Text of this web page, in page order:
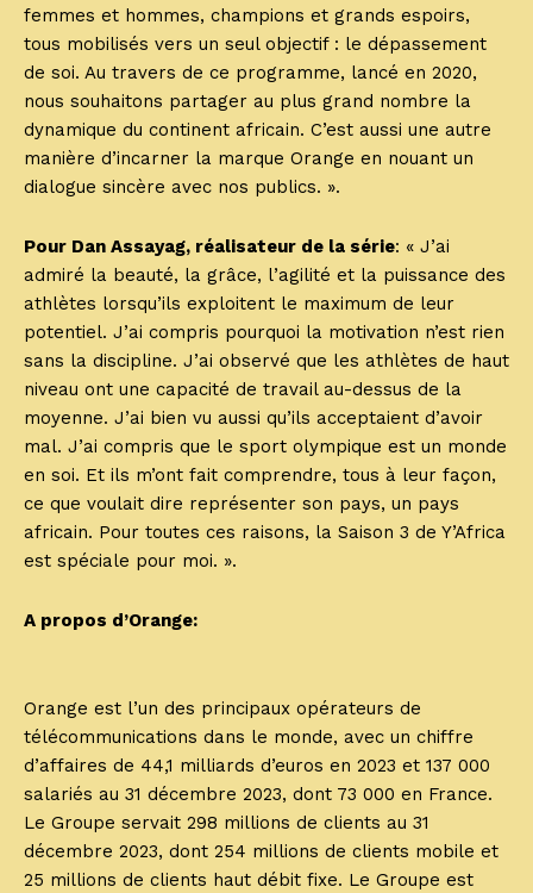
femmes et hommes, champions et grands espoirs,
tous mobilisés vers un seul objectif : le dépassement
de soi. Au travers de ce programme, lancé en 2020,
nous souhaitons partager au plus grand nombre la
dynamique du continent africain. C’est aussi une autre
manière d’incarner la marque Orange en nouant un
dialogue sincère avec nos publics. ».
Pour Dan Assayag, réalisateur de la série: « J’ai
admiré la beauté, la grâce, l’agilité et la puissance des
athlètes lorsqu’ils exploitent le maximum de leur
potentiel. J’ai compris pourquoi la motivation n’est rien
sans la discipline. J’ai observé que les athlètes de haut
niveau ont une capacité de travail au-dessus de la
moyenne. J’ai bien vu aussi qu’ils acceptaient d’avoir
mal. J’ai compris que le sport olympique est un monde
en soi. Et ils m’ont fait comprendre, tous à leur façon,
ce que voulait dire représenter son pays, un pays
africain. Pour toutes ces raisons, la Saison 3 de Y’Africa
est spéciale pour moi. ».
A propos d’Orange:
Orange est l’un des principaux opérateurs de
télécommunications dans le monde, avec un chiffre
d’affaires de 44,1 milliards d’euros en 2023 et 137 000
salariés au 31 décembre 2023, dont 73 000 en France.
Le Groupe servait 298 millions de clients au 31
décembre 2023, dont 254 millions de clients mobile et
25 millions de clients haut débit fixe. Le Groupe est